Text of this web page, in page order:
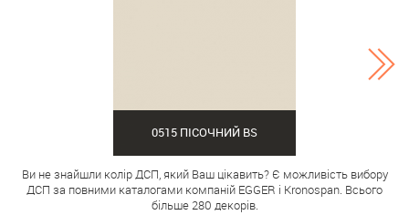
0515 ПІСОЧНИЙ BS
Ви не знайшли колір ДСП, який Ваш цікавить? Є можливість вибору
ДСП за повними каталогами компаній EGGER і Kronospan. Всього
більше 280 декорів.